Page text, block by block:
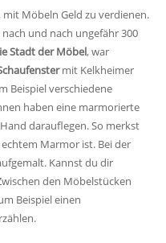
Möbeln Geld zu verdienen.
und nach ungefähr 300
Stadt der Möbel, war
mit Kelkheimer
Beispiel verschiedene
haben eine marmorierte
darauflegen. So merkst
Marmor ist. Bei der
Kannst du dir
den Möbelstücken
Beispiel einen